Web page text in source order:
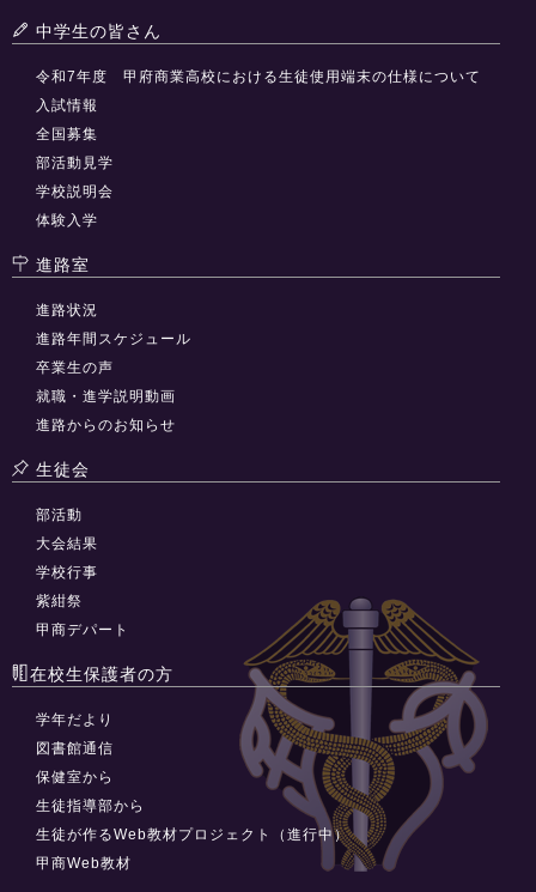
中学生の皆さん
令和7年度 甲府商業高校における生徒使用端末の仕様について
入試情報
全国募集
部活動見学
学校説明会
体験入学
進路室
進路状況
進路年間スケジュール
卒業生の声
就職・進学説明動画
進路からのお知らせ
生徒会
部活動
大会結果
学校行事
紫紺祭
甲商デパート
在校生保護者の方
学年だより
図書館通信
保健室から
生徒指導部から
生徒が作るWeb教材プロジェクト（進行中）
甲商Web教材